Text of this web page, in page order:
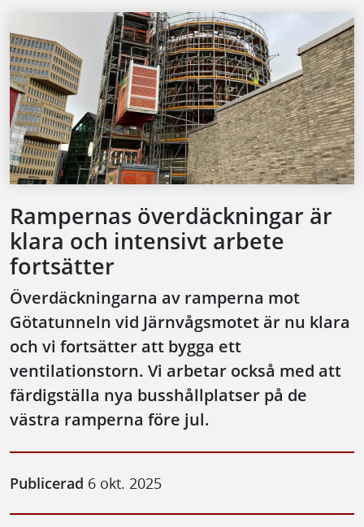
Rampernas överdäckningar är
klara och intensivt arbete
fortsätter
Överdäckningarna av ramperna mot
Götatunneln vid Järnvågsmotet är nu klara
och vi fortsätter att bygga ett
ventilationstorn. Vi arbetar också med att
färdigställa nya busshållplatser på de
västra ramperna före jul.
Publicerad 6 okt. 2025